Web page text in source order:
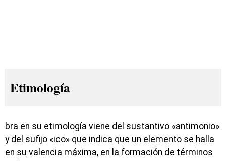
Etimología
bra en su etimología viene del sustantivo «antimonio»
y del sufijo «ico» que indica que un elemento se halla
en su valencia máxima, en la formación de términos